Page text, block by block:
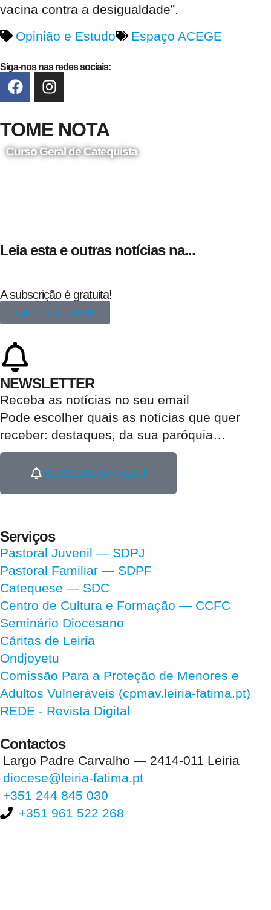
vacina contra a desigualdade”.
Opinião e Estudo
Espaço ACEGE
Siga-nos nas redes sociais:
TOME NOTA
Curso Geral de Catequista
Leia esta e outras notícias na...
A subscrição é gratuita!
Subscrever a REDE
NEWSLETTER
Receba as notícias no seu email​
Pode escolher quais as notícias que quer
receber: destaques, da sua paróquia…
SUBSCREVA AQUI
Serviços
Pastoral Juvenil — SDPJ
Pastoral Familiar — SDPF
Catequese — SDC
Centro de Cultura e Formação — CCFC
Seminário Diocesano
Cáritas de Leiria
Ondjoyetu
Comissão Para a Proteção de Menores e
Adultos Vulneráveis (cpmav.leiria-fatima.pt)
REDE - Revista Digital
Contactos
Largo Padre Carvalho — 2414-011 Leiria
diocese@leiria-fatima.pt
+351 244 845 030
+351 961 522 268